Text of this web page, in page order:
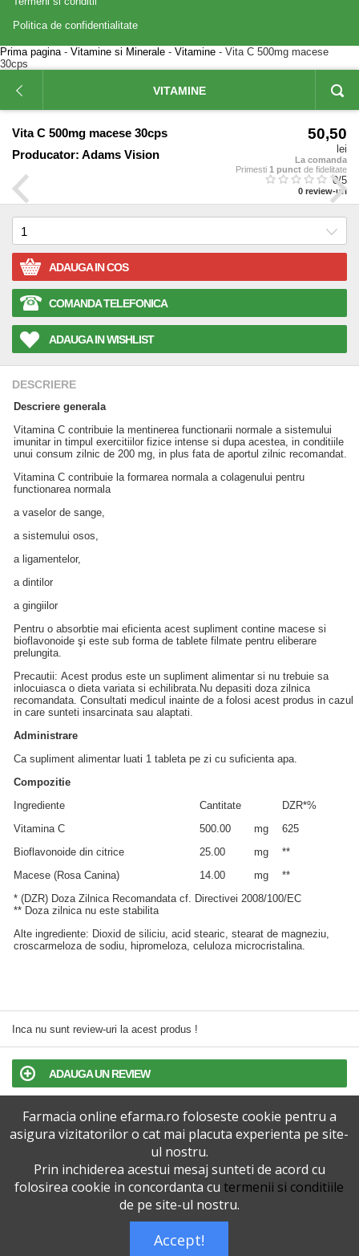
Politica de confidentialitate
Prima pagina- Vitamine si Minerale - Vitamine - Vita C 500mg macese
30cps
VITAMINE
Vita C 500mg macese 30cps
Producator: Adams Vision
50,50
lei
La comanda
Primesti 1 punct de fidelitate
0/5
0 review-uri
ADAUGA IN COS
COMANDA TELEFONICA
ADAUGA IN WISHLIST
DESCRIERE
Descriere generala
Vitamina C contribuie la mentinerea functionarii normale a sistemului
imunitar in timpul exercitiilor fizice intense si dupa acestea, in conditiile
unui consum zilnic de 200 mg, in plus fata de aportul zilnic recomandat.
Vitamina C contribuie la formarea normala a colagenului pentru
functionarea normala
a vaselor de sange,
a sistemului osos,
a ligamentelor,
a dintilor
a gingiilor
Pentru o absorbtie mai eficienta acest supliment contine macese si
bioflavonoide şi este sub forma de tablete filmate pentru eliberare
prelungita.
Precautii: Acest produs este un supliment alimentar si nu trebuie sa
inlocuiasca o dieta variata si echilibrata.Nu depasiti doza zilnica
recomandata. Consultati medicul inainte de a folosi acest produs in cazul
in care sunteti insarcinata sau alaptati.
Administrare
Ca supliment alimentar luati 1 tableta pe zi cu suficienta apa.
Compozitie
Ingrediente
Cantitate
DZR*%
Vitamina C
500.00 mg
625
Bioflavonoide din citrice
25.00 mg
**
Macese (Rosa Canina)
14.00 mg
**
* (DZR) Doza Zilnica Recomandata cf. Directivei 2008/100/EC
** Doza zilnica nu este stabilita
Alte ingrediente: Dioxid de siliciu, acid stearic, stearat de magneziu,
croscarmeloza de sodiu, hipromeloza, celuloza microcristalina.
Inca nu sunt review-uri la acest produs !
ADAUGA UN REVIEW
TERMENI SI CONDITII
POLITICA DE CONFIDENTIALITATE
VERSIUNEA DESKTOP
Farmacia online efarma.ro foloseste cookie pentru a
asigura vizitatorilor o cat mai placuta experienta pe site-
ul nostru.
Prin inchiderea acestui mesaj sunteti de acord cu
folosirea cookie in concordanta cu termenii si conditiile
de pe site-ul nostru.
Accept!